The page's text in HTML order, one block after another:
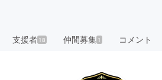
支援者 18 仲間募集 1 コメント